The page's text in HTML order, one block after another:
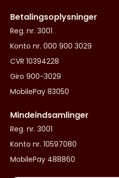
Betalingsoplysninger
Reg. nr. 3001
Konto nr. 000 900 3029
CVR 10394228
Giro 900-3029
MobilePay 83050
Mindeindsamlinger
Reg. nr. 3001
Konto nr. 10597080
MobilePay 488860